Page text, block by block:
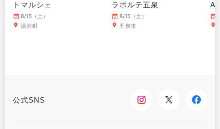
トマルシェ
8/15（土）
湯沢町
ラポルテ五泉
8/15（土）
五泉市
A
公式SNS